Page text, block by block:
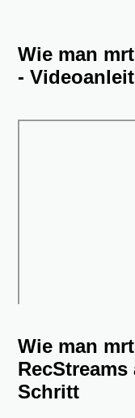
Wie man
-
Wie man
Schritt